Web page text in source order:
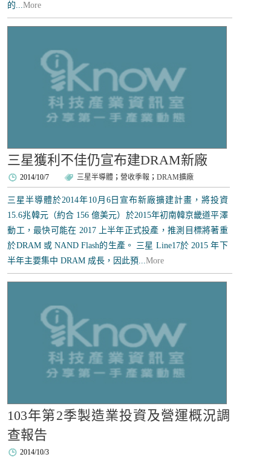
的...More
三星獲利不佳仍宣布建DRAM新廠
2014/10/7 三星半導體 ；營收季報 ；DRAM擴廠
三星半導體於2014年10月6日宣布新廠擴建計畫，將投資
15.6兆韓元（約合 156 億美元）於2015年初南韓京畿道平澤
動工，最快可能在 2017 上半年正式投產，推測目標將著重
於DRAM 或 NAND Flash的生產。 三星 Line17於 2015 年下
半年主要集中 DRAM 成長，因此預...More
103年第2季製造業投資及營運概況調
查報告
2014/10/3